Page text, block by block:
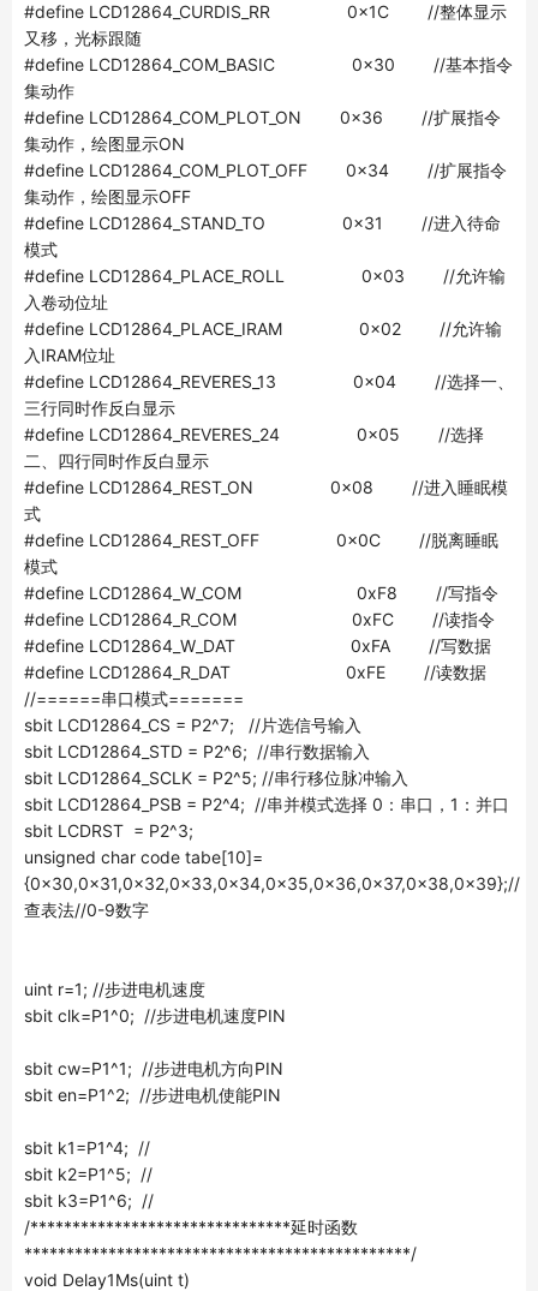
#define LCD12864_CURDIS_RR 0x1C //整体显示
又移，光标跟随
#define LCD12864_COM_BASIC 0x30 //基本指令
集动作
#define LCD12864_COM_PLOT_ON 0x36 //扩展指令
集动作，绘图显示ON
#define LCD12864_COM_PLOT_OFF 0x34 //扩展指令
集动作，绘图显示OFF
#define LCD12864_STAND_TO 0x31 //进入待命
模式
#define LCD12864_PLACE_ROLL 0x03 //允许输
入卷动位址
#define LCD12864_PLACE_IRAM 0x02 //允许输
入IRAM位址
#define LCD12864_REVERES_13 0x04 //选择一、
三行同时作反白显示
#define LCD12864_REVERES_24 0x05 //选择
二、四行同时作反白显示
#define LCD12864_REST_ON 0x08 //进入睡眠模
式
#define LCD12864_REST_OFF 0x0C //脱离睡眠
模式
#define LCD12864_W_COM 0xF8 //写指令
#define LCD12864_R_COM 0xFC //读指令
#define LCD12864_W_DAT 0xFA //写数据
#define LCD12864_R_DAT 0xFE //读数据
//======串口模式=======
sbit LCD12864_CS = P2^7; //片选信号输入
sbit LCD12864_STD = P2^6; //串行数据输入
sbit LCD12864_SCLK = P2^5; //串行移位脉冲输入
sbit LCD12864_PSB = P2^4; //串并模式选择 0：串口，1：并口
sbit LCDRST = P2^3;
unsigned char code tabe[10]=
{0x30,0x31,0x32,0x33,0x34,0x35,0x36,0x37,0x38,0x39};//
查表法//0-9数字
uint r=1; //步进电机速度
sbit clk=P1^0; //步进电机速度PIN
sbit cw=P1^1; //步进电机方向PIN
sbit en=P1^2; //步进电机使能PIN
sbit k1=P1^4; //
sbit k2=P1^5; //
sbit k3=P1^6; //
/*******************************延时函数
**********************************************/
void Delay1Ms(uint t)